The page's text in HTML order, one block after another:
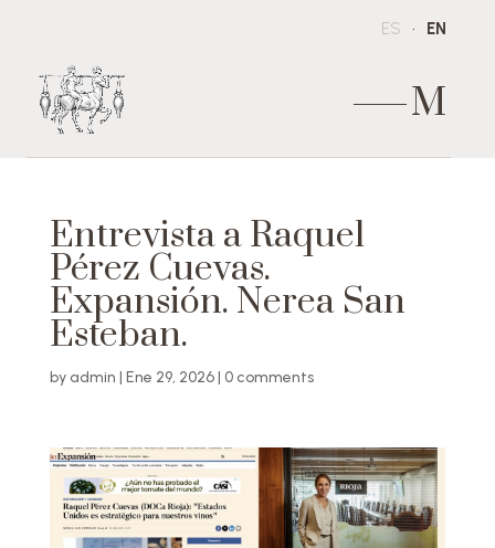
ES EN
M
Entrevista a Raquel
Pérez Cuevas.
Expansión. Nerea San
Esteban.
by admin | Ene 29, 2026| 0 comments